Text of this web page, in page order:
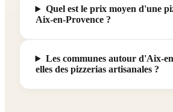
Quel est le prix moyen d'une
Aix-en-Provence ?
Les communes autour d'Aix-
elles des pizzerias artisanales ?